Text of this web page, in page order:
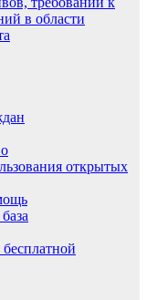
в области
открытых
бесплатной